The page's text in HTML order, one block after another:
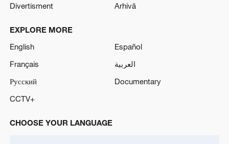
Divertisment
Arhivă
EXPLORE MORE
English
Español
Français
العربية
Русский
Documentary
CCTV+
CHOOSE YOUR LANGUAGE